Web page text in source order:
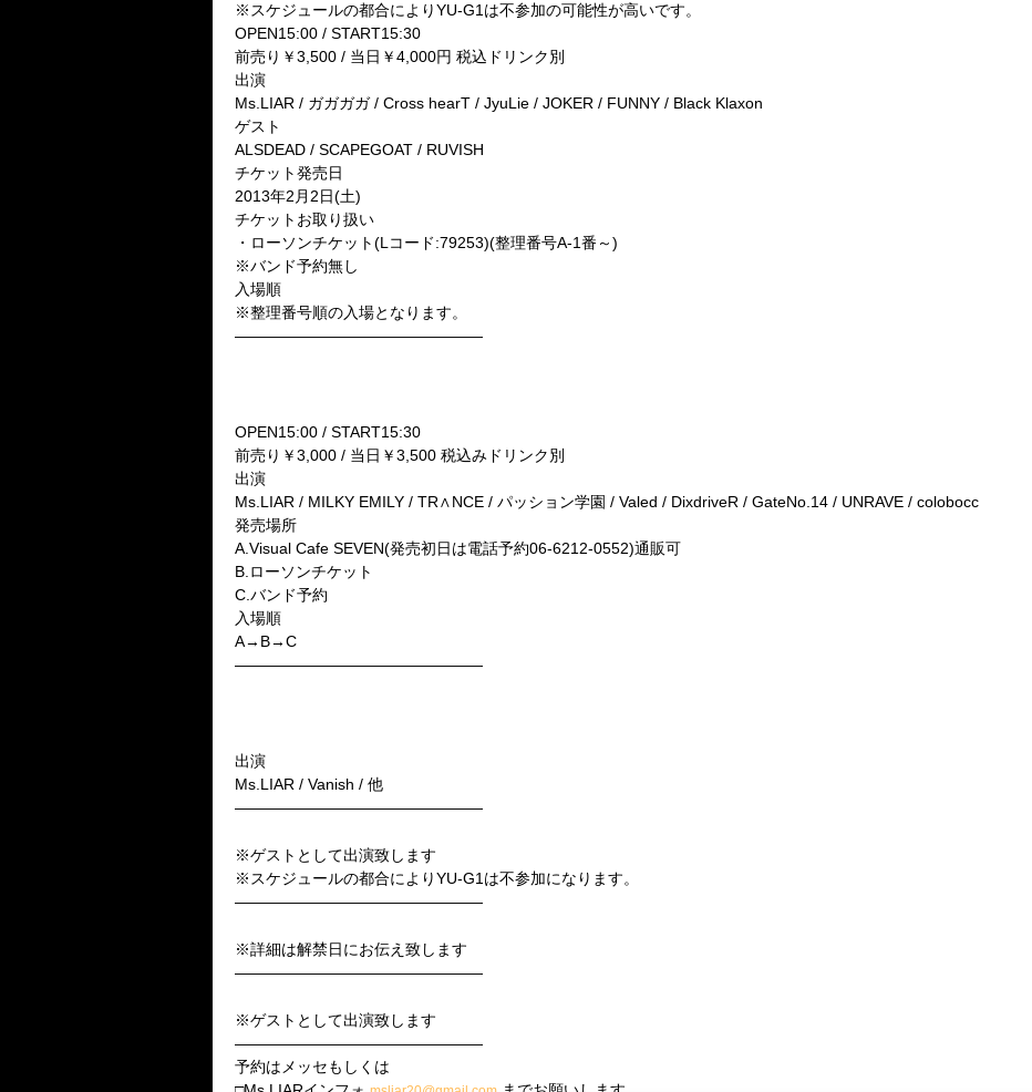
※スケジュールの都合によりYU-G1は不参加の可能性が高いです。
OPEN15:00 / START15:30
前売り￥3,500 / 当日￥4,000円 税込ドリンク別
出演
Ms.LIAR / ガガガガ / Cross hearT / JyuLie / JOKER / FUNNY / Black Klaxon
ゲスト
ALSDEAD / SCAPEGOAT / RUVISH
チケット発売日
2013年2月2日(土)
チケットお取り扱い
・ローソンチケット(Lコード:79253)(整理番号A-1番～)
※バンド予約無し
入場順
※整理番号順の入場となります。
————————————————
OPEN15:00 / START15:30
前売り￥3,000 / 当日￥3,500 税込みドリンク別
出演
Ms.LIAR / MILKY EMILY / TR∧NCE / パッション学園 / Valed / DixdriveR / GateNo.14 / UNRAVE / colobocc
発売場所
A.Visual Cafe SEVEN(発売初日は電話予約06-6212-0552)通販可
B.ローソンチケット
C.バンド予約
入場順
A→B→C
————————————————
出演
Ms.LIAR / Vanish / 他
————————————————
※ゲストとして出演致します
※スケジュールの都合によりYU-G1は不参加になります。
————————————————
※詳細は解禁日にお伝え致します
————————————————
※ゲストとして出演致します
————————————————
予約はメッセもしくは